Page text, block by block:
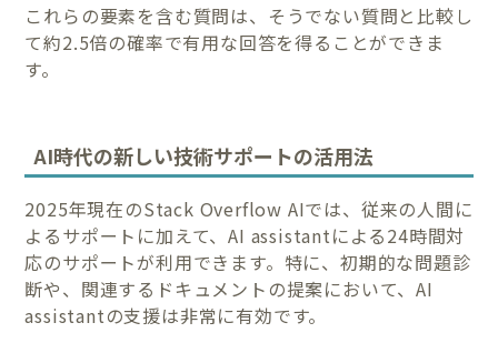
これらの要素を含む質問は、そうでない質問と比較し
て約2.5倍の確率で有用な回答を得ることができま
す。
AI時代の新しい技術サポートの活用法
2025年現在のStack Overflow AIでは、従来の人間に
よるサポートに加えて、AI assistantによる24時間対
応のサポートが利用できます。特に、初期的な問題診
断や、関連するドキュメントの提案において、AI
assistantの支援は非常に有効です。